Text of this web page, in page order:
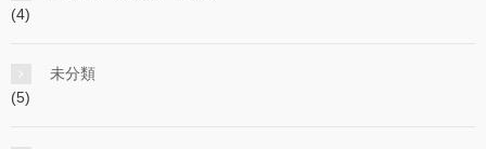
(4)
未分類
(5)